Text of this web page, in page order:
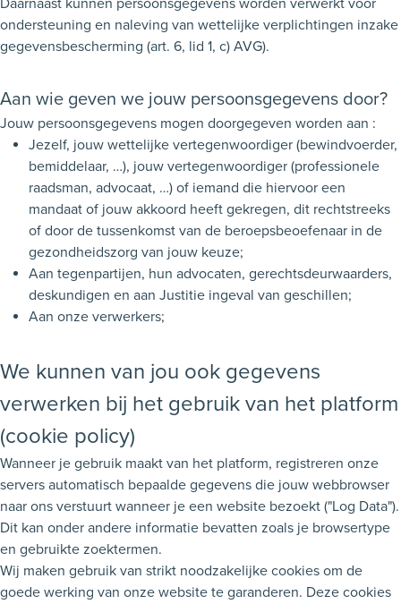
Daarnaast kunnen persoonsgegevens worden verwerkt voor
ondersteuning en naleving van wettelijke verplichtingen inzake
gegevensbescherming (art. 6, lid 1, c) AVG).
Aan wie geven we jouw persoonsgegevens door?
Jouw persoonsgegevens mogen doorgegeven worden aan :
Jezelf, jouw wettelijke vertegenwoordiger (bewindvoerder,
bemiddelaar, …), jouw vertegenwoordiger (professionele
raadsman, advocaat, …) of iemand die hiervoor een
mandaat of jouw akkoord heeft gekregen, dit rechtstreeks
of door de tussenkomst van de beroepsbeoefenaar in de
gezondheidszorg van jouw keuze;
Aan tegenpartijen, hun advocaten, gerechtsdeurwaarders,
deskundigen en aan Justitie ingeval van geschillen;
Aan onze verwerkers;
We kunnen van jou ook gegevens
verwerken bij het gebruik van het platform
(cookie policy)
Wanneer je gebruik maakt van het platform, registreren onze
servers automatisch bepaalde gegevens die jouw webbrowser
naar ons verstuurt wanneer je een website bezoekt ("Log Data").
Dit kan onder andere informatie bevatten zoals je browsertype
en gebruikte zoektermen.
Wij maken gebruik van strikt noodzakelijke cookies om de
goede werking van onze website te garanderen. Deze cookies